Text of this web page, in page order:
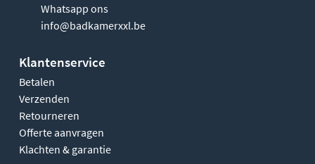
Whatsapp ons
info@badkamerxxl.be
Klantenservice
Betalen
Verzenden
Retourneren
Offerte aanvragen
Klachten & garantie